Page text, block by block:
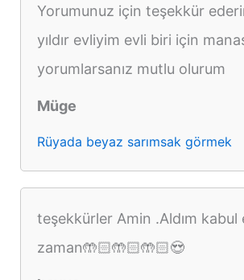
Yorumunuz için teşekkür
yıldır evliyim evli biri için
yorumlarsanız mutlu olurum
Müge
Rüyada beyaz sarımsak görmek
teşekkürler Amin .Aldım kabul
zaman🤲🏻🤲🏻🤲🏻😍